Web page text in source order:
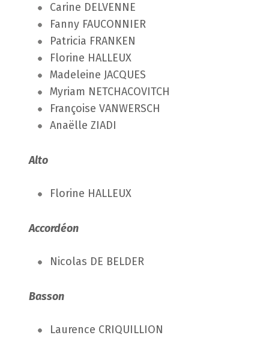
Carine DELVENNE
Fanny FAUCONNIER
Patricia FRANKEN
Florine HALLEUX
Madeleine JACQUES
Myriam NETCHACOVITCH
Françoise VANWERSCH
Anaëlle ZIADI
Alto
Florine HALLEUX
Accordéon
Nicolas DE BELDER
Basson
Laurence CRIQUILLION